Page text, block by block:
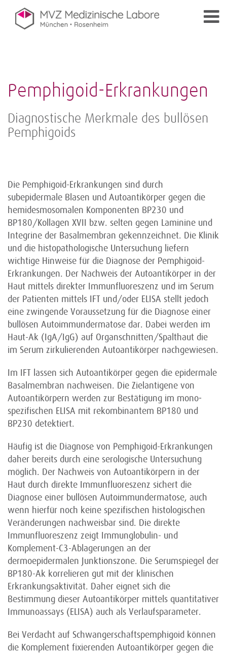
Pemphigoid-Erkrankungen
Diagnostische Merkmale des bullösen
Pemphigoids
Die Pemphigoid-Erkrankungen sind durch
subepidermale Blasen und Autoantikörper gegen die
hemidesmosomalen Komponenten BP230 und
BP180/Kollagen XVII bzw. selten gegen Laminine und
Integrine der Basalmembran gekennzeichnet. Die Klinik
und die histopathologische Untersuchung liefern
wichtige Hinweise für die Diagnose der Pemphigoid-
Erkrankungen. Der Nachweis der Autoantikörper in der
Haut mittels direkter Immunfluoreszenz und im Serum
der Patienten mittels IFT und/oder ELISA stellt jedoch
eine zwingende Voraussetzung für die Diagnose einer
bullösen Autoimmundermatose dar. Dabei werden im
Haut-Ak (IgA/IgG) auf Organschnitten/Spalthaut die
im Serum zirkulierenden Autoantikörper nachgewiesen.
Im IFT lassen sich Autoantikörper gegen die epidermale
Basal­membran nachweisen. Die Zielantigene von
Autoantikörpern werden zur Bestätigung im mono­
spezifischen ELISA mit rekombinantem BP180 und
BP230 detektiert.
Häufig ist die Diagnose von Pemphigoid-Erkrankungen
daher bereits durch eine serologische Untersuchung
möglich. Der Nachweis von Autoantikörpern in der
Haut durch direkte Immunfluoreszenz sichert die
Diagnose einer bullösen Autoimmundermatose, auch
wenn hierfür noch keine spezifischen histologischen
Veränderungen nachweisbar sind. Die direkte
Immunfluoreszenz zeigt Immunglobulin- und
Komplement-C3-Ablagerungen an der
dermoepidermalen Junktionszone. Die Serumspiegel der
BP180-Ak korrelieren gut mit der klinischen
Erkrankungsaktivität. Daher eignet sich die
Bestimmung dieser Autoantikörper mittels quantitativer
Immunoassays (ELISA) auch als Verlaufsparameter.
Bei Verdacht auf Schwangerschaftspemphigoid können
die Komplement fixierenden Autoantikörper gegen die